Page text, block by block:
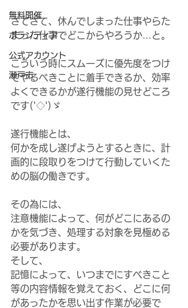
無料開催
ボランティア
公式アカウント
瀬戸市
さてさて、休んでしまった仕事やらた
まった仕事でどこからやろうか…と。
こういう時にスムーズに優先度をつけ
てやるべきことに着手できるか、効率
よくできるかが遂行機能の見せどころ
です('◇')ゞ
遂行機能とは、
何かを成し遂げようとするときに、計
画的に段取りをつけて行動していくた
めの脳の働きです。
その為には、
注意機能によって、何がどこにあるの
かを気づき、処理する対象を見極める
必要があります。
そして、
記憶によって、いつまでにすべきこと
等の内容情報を覚えておく、どこに何
があったかを思い出す作業が必要で